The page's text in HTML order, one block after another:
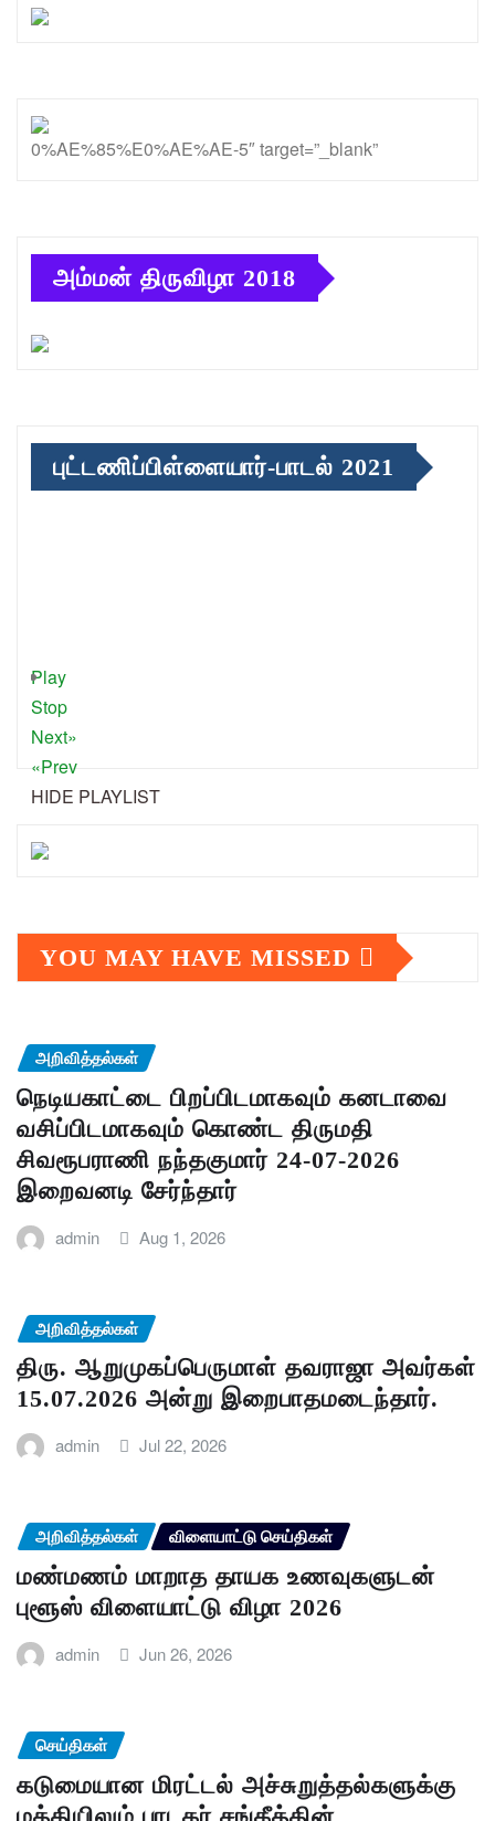
0%AE%85%E0%AE%AE-5″ target=”_blank”
அம்மன் திருவிழா 2018
புட்டணிப்பிள்ளையார்-பாடல் 2021
Play
Stop
Next»
«Prev
HIDE PLAYLIST
YOU MAY HAVE MISSED
அறிவித்தல்கள்
நெடியகாட்டை பிறப்பிடமாகவும் கனடாவை
வசிப்பிடமாகவும் கொண்ட திருமதி
சிவரூபராணி நந்தகுமார் 24-07-2026
இறைவனடி சேர்ந்தார்
admin Aug 1, 2026
அறிவித்தல்கள்
திரு. ஆறுமுகப்பெருமாள் தவராஜா அவர்கள்
15.07.2026 அன்று இறைபாதமடைந்தார்.
admin Jul 22, 2026
அறிவித்தல்கள் விளையாட்டு செய்திகள்
மண்மணம் மாறாத தாயக உணவுகளுடன்
புளூஸ் விளையாட்டு விழா 2026
admin Jun 26, 2026
செய்திகள்
கடுமையான மிரட்டல் அச்சுறுத்தல்களுக்கு